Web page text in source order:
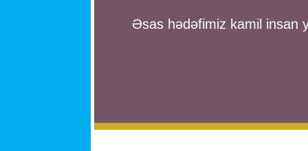
Əsas hədəfimiz kamil insan